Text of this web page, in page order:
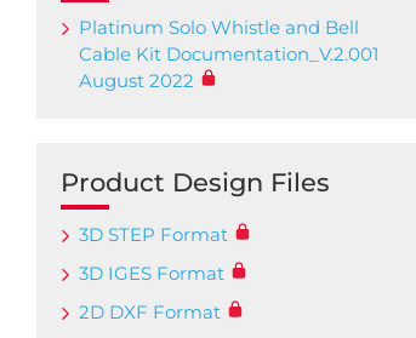
Platinum Solo Whistle and Bell
Cable Kit Documentation_V.2.001
August 2022
Product Design Files
3D STEP Format
3D IGES Format
2D DXF Format